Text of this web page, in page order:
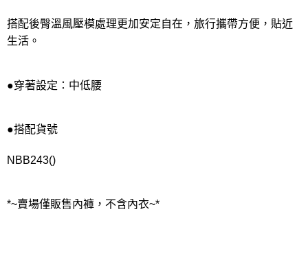
搭配後臀溫風壓模處理更加安定自在，旅行攜帶方便，貼近
生活。
●穿著設定：中低腰
●搭配貨號
NBB243()
*~賣場僅販售內褲，不含內衣~*